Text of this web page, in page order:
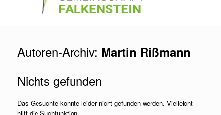
Autoren-Archiv: Martin Rißmann
Nichts gefunden
Das Gesuchte konnte leider nicht gefunden werden. Vielleicht
hilft die Suchfunktion.